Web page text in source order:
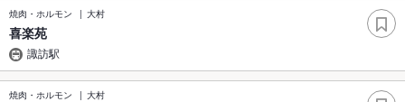
焼肉・ホルモン 大村
喜楽苑
諏訪駅
焼肉・ホルモン 大村